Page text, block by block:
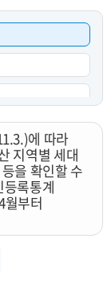
에 따라
지역별 세대
을 확인할 수
록통계
월부터